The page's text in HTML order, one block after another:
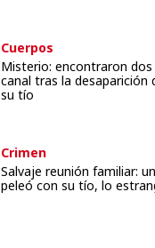
Cuerpos
Misterio: encontraron dos
canal tras la desaparición
su tío
Crimen
Salvaje reunión familiar:
peleó con su tío, lo